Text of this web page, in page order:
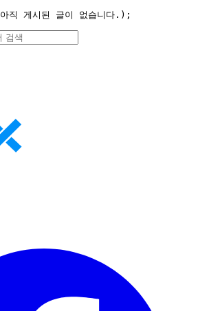
아직 게시된 글이 없습니다. );